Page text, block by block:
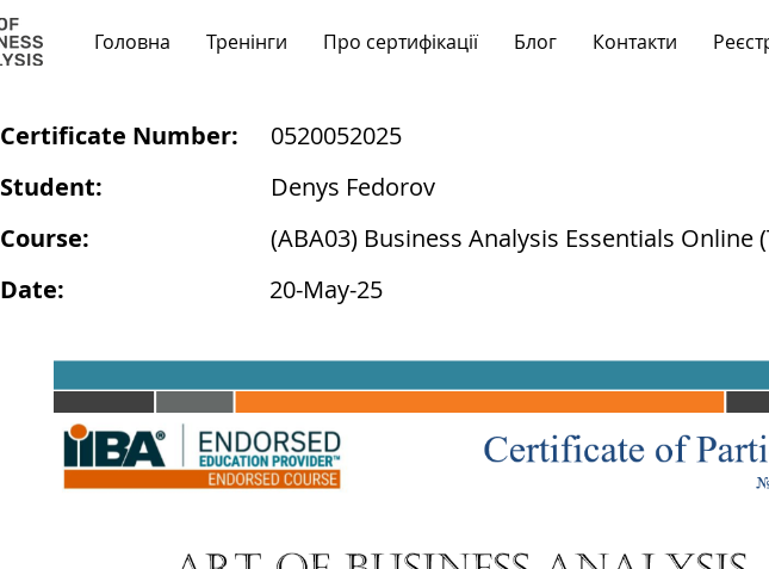
Головна Тренінги Про сертифікації Блог Контакти
Certificate Number:
Student:
Course:
Date:
0520052025
Denys Fedorov
(ABA03) Business Analysis Essentials Online
20-May-25